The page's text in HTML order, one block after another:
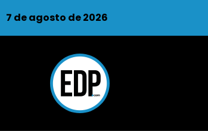
7 de agosto de 2026